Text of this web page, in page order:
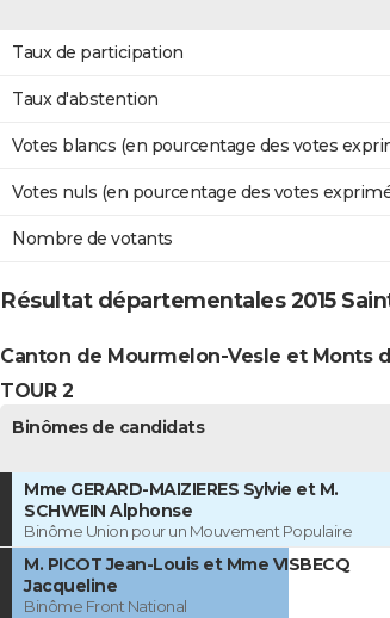
Taux de participation
Taux d'abstention
Votes blancs (en pourcentage des votes
Votes nuls (en pourcentage des votes
Nombre de votants
Résultat départementales 2015
Canton de Mourmelon-Vesle et Monts
TOUR 2
Binômes de candidats
Mme GERARD-MAIZIERES Sylvie et M.
SCHWEIN Alphonse
Binôme Union pour un Mouvement Populaire
M. PICOT Jean-Louis et Mme VISBECQ
Jacqueline
Binôme Front National